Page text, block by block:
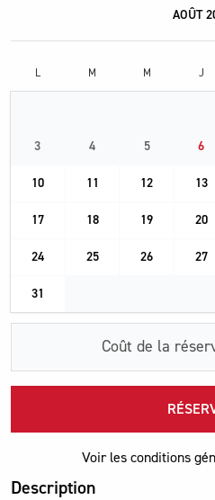
AOÛT
L M M J
3 4 5 6
10 11 12 13
17 18 19 20
24 25 26 27
31
Coût de la
Voir les conditions
Description